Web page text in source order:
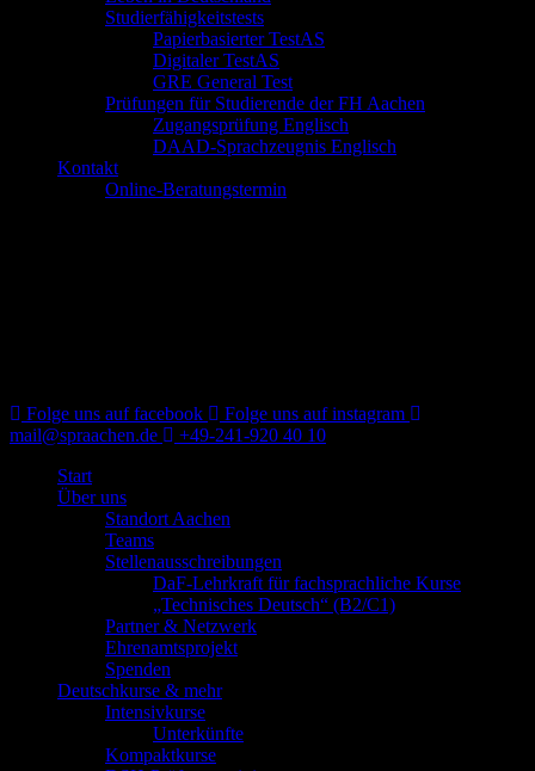
Studierfähigkeitstests
Papierbasierter TestAS
Digitaler TestAS
GRE General Test
Prüfungen für Studierende der FH Aachen
Zugangsprüfung Englisch
DAAD-Sprachzeugnis Englisch
Kontakt
Online-Beratungstermin
Folge uns auf facebook
Folge uns auf instagram
mail@spraachen.de
+49-241-920 40 10
Start
Über uns
Standort Aachen
Teams
Stellenausschreibungen
DaF-Lehrkraft für fachsprachliche Kurse
„Technisches Deutsch“ (B2/C1)
Partner & Netzwerk
Ehrenamtsprojekt
Spenden
Deutschkurse & mehr
Intensivkurse
Unterkünfte
Kompaktkurse